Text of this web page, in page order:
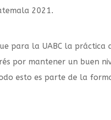
2021.
para la UABC la práctica
por mantener un buen
esto es parte de la